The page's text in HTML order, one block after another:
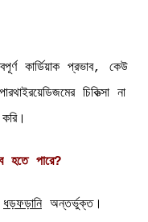
কার্ডিয়াক প্রভাব, কেউ
চিকিত্সা না
হতে পারে?
ধড়ফড়ানিঅন্তর্ভুক্ত।